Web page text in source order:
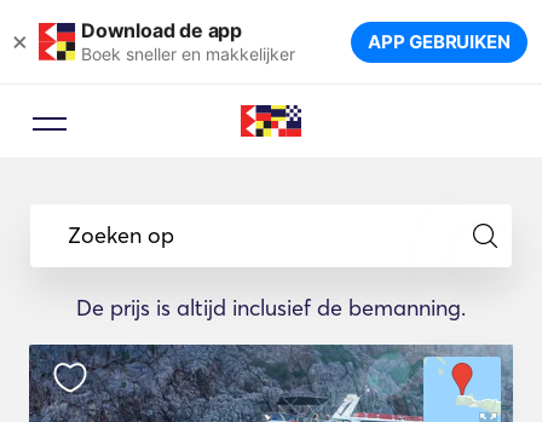
× Download de app
Boek sneller en makkelijker APP GEBRUIKEN
Zoeken op
De prijs is altijd inclusief de bemanning.